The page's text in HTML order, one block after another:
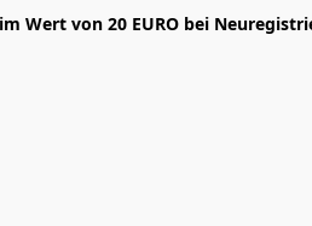
von 20 EURO bei